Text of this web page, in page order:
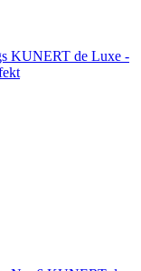
KUNERT de Luxe -